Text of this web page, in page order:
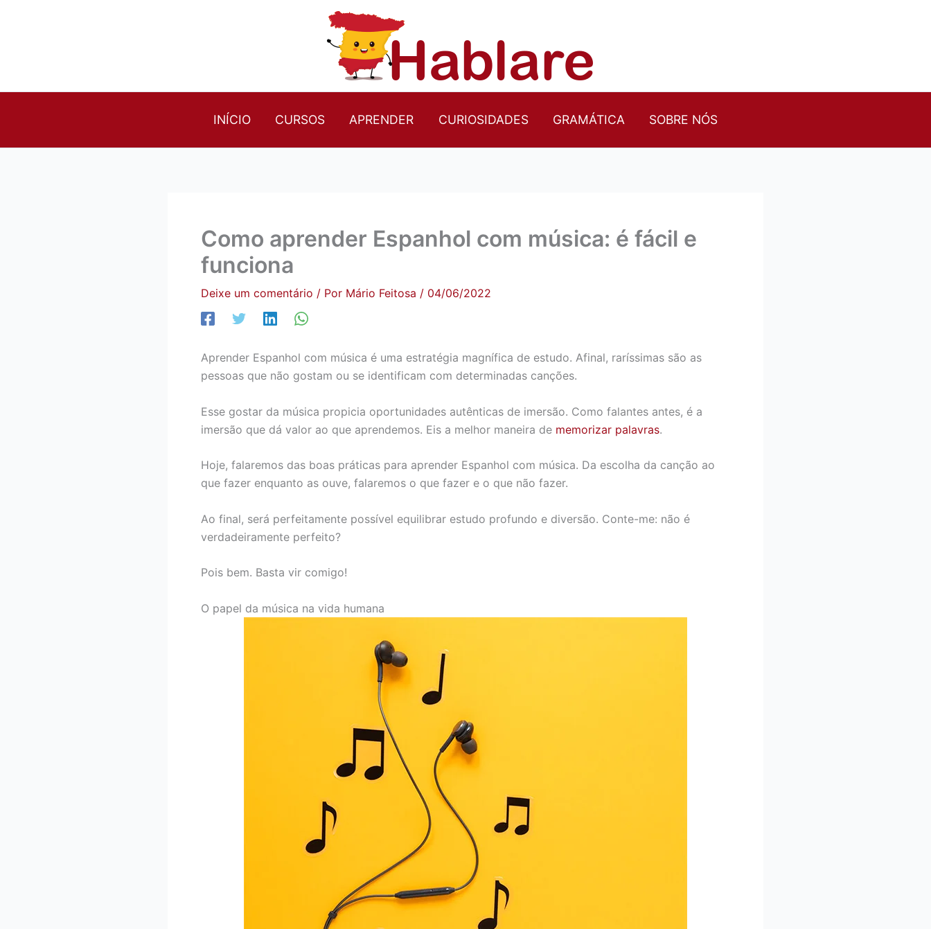
INÍCIO CURSOS APRENDER CURIOSIDADES GRAMÁTICA SOBRE NÓS
Como aprender Espanhol com música: é fácil e
funciona
Deixe um comentário / Por Mário Feitosa / 04/06/2022
Aprender Espanhol com música é uma estratégia magnífica de estudo. Afinal, raríssimas são as
pessoas que não gostam ou se identificam com determinadas canções.
Esse gostar da música propicia oportunidades autênticas de imersão. Como falantes antes, é a
imersão que dá valor ao que aprendemos. Eis a melhor maneira de memorizar palavras.
Hoje, falaremos das boas práticas para aprender Espanhol com música. Da escolha da canção ao
que fazer enquanto as ouve, falaremos o que fazer e o que não fazer.
Ao final, será perfeitamente possível equilibrar estudo profundo e diversão. Conte-me: não é
verdadeiramente perfeito?
Pois bem. Basta vir comigo!
O papel da música na vida humana